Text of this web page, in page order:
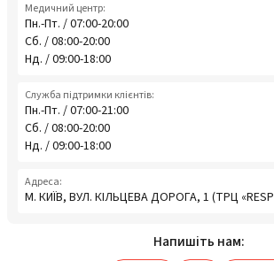
Медичний центр:
Пн.-Пт. / 07:00-20:00
Сб. / 08:00-20:00
Нд. / 09:00-18:00
Служба підтримки клієнтів:
Пн.-Пт. / 07:00-21:00
Сб. / 08:00-20:00
Нд. / 09:00-18:00
Адреса:
М. КИЇВ, ВУЛ. КІЛЬЦЕВА ДОРОГА, 1 (ТРЦ
Напишіть нам: